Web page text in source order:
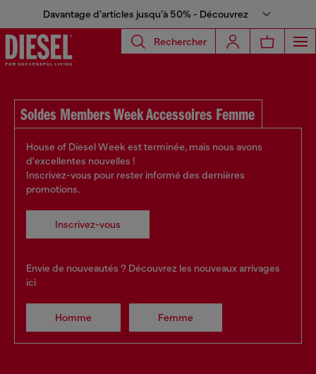
Davantage d’articles jusqu’à 50% - Découvrez
Rechercher
Soldes Members Week Accessoires Femme
House of Diesel Week est terminée, mais nous avons
d'excellentes nouvelles !
Inscrivez-vous pour rester informé des dernières
promotions.
Inscrivez-vous
Envie de nouveautés ? Découvrez les nouveaux arrivages
ici
Homme Femme